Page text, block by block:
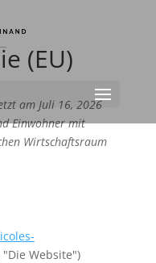
(EU)
am Juli 16, 2026
Einwohner mit
Wirtschaftsraum
Website")